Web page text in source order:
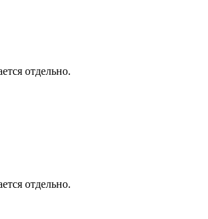
отдельно.
отдельно.